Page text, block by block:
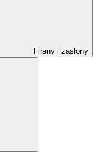
Firany i zasłony